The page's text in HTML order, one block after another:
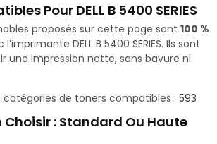
Pour DELL B 5400 SERIES
proposés sur cette page sont 100 %
l’imprimante DELL B 5400 SERIES. Ils sont
une impression nette, sans bavure ni
de toners compatibles : 593
Choisir : Standard Ou Haute